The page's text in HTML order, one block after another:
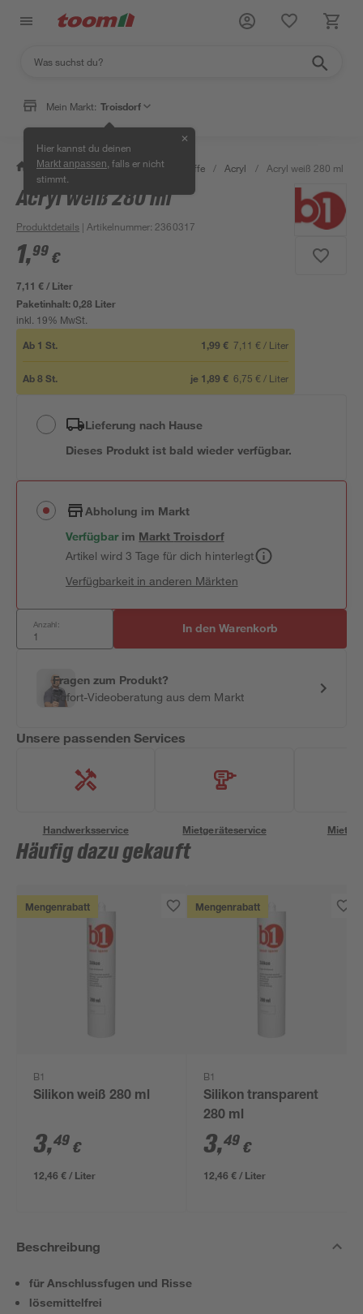
Mein Markt: Troisdorf
Hier kannst du deinen
Markt anpassen , falls er nicht
stimmt.
✕
/ Bauen & Renovieren / Dichtstoffe / Acryl / Acryl weiß 280 ml
Mengenrabatt
Acryl weiß 280 ml
Produktdetails | Artikelnummer: 2360317
1,99 €
7,11 € / Liter
Paketinhalt:0,28 Liter
inkl. 19% MwSt.
Ab 1 St. 1,99 € 7,11 € / Liter
Ab8St. je 1,89 € 6,75 € / Liter
Lieferung nach Hause
Dieses Produkt ist bald wieder verfügbar.
Abholung im Markt
Verfügbar im MarktTroisdorf
Artikel wird 3 Tage für dich hinterlegt
Verfügbarkeit in anderen Märkten
Anzahl: In den Warenkorb
Fragen zum Produkt?
Sofort-Videoberatung aus dem Markt
Unsere passenden Services
Handwerksservice Mietgeräteservice
Häufig dazu gekauft
Mengenrabatt
B1
Silikon weiß 280 ml
3,49 €
12,46 € / Liter
Mengenrabatt
B1
Silikon transparent
280 ml
3,49 €
12,46 € / Liter
Beschreibung
für Anschlussfugen und Risse
lösemittelfrei